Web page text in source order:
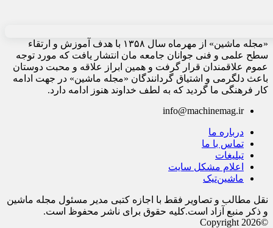
«مجله ماشین» از مهرماه سال ۱۳۵۸ با هدف آموزش و ارتقاء
سطح علمی و فنی جوانان جامعه مان انتشار یافت که مورد توجه
عموم علاقمندان قرار گرفت و همین ابراز علاقه و محبت دوستان
باعث دلگرمی و اشتیاق گردانندگان «مجله ماشین» در جهت ادامه
کار فرهنگی ما گردید که به لطف خداوند هنوز ادامه دارد.
info@machinemag.ir
درباره ما
تماس با ما
تبلیغات
اعلام مشکل سایت
ماشین‌تیک
نقل مطالب و تصاویر فقط با اجازه کتبی مدیر مسئول مجله ماشین
و ذکر منبع آزاد است.کلیه حقوق برای ناشر محفوظ است.
©Copyright 2026